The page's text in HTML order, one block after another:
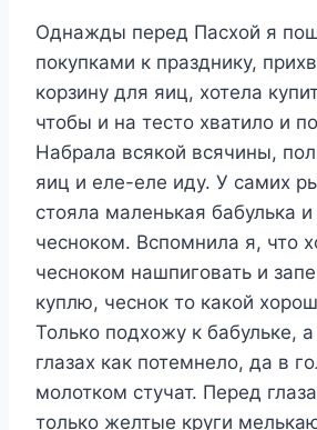
Однажды перед Пасхой я
покупками к празднику,
корзину для яиц, хотела
чтобы и на тесто хватило и
Набрала всякой всячины,
яиц и еле-еле иду. У самих
стояла маленькая бабулька
чесноком. Вспомнила я, что
чесноком нашпиговать и
куплю, чеснок то какой
Только подхожу к бабульке,
глазах как потемнело, да в
молотком стучат. Перед
только желтые круги